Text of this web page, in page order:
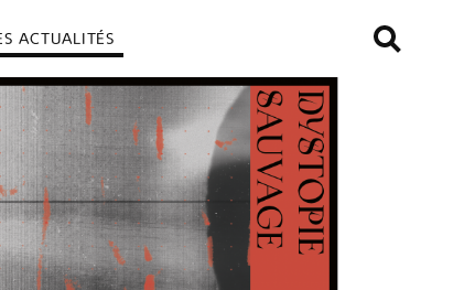
ACTUALITÉS